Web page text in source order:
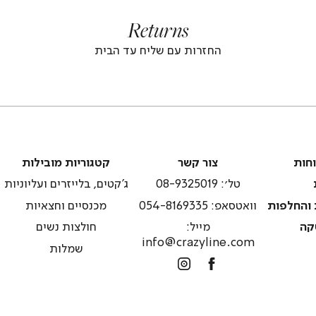
banner
(4)
Returns
החזרות עם שליח עד הבית
והחלפות
צור
קשר
צור קשר
טל׳: 08-9325019
וואטסאפ: 054-8169335
מייל:
info@crazyline.com
Facebook
Instagram
קטגוריות
מובילות
קטגוריות מובילות
ג'קטים, בלייזרים ועליוניות
מכנסיים וחצאיות
חולצות נשים
שמלות